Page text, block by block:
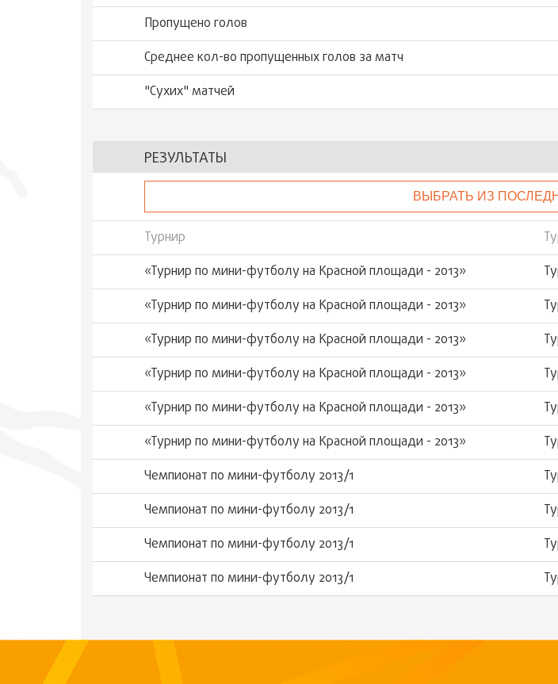
Пропущено голов
Среднее кол-во пропущенных голов за матч
"Сухиx" матчей
РЕЗУЛЬТАТЫ
ВЫБРАТЬ ИЗ
Турнир
«Турнир по мини-футболу на Красной площади - 2013»
«Турнир по мини-футболу на Красной площади - 2013»
«Турнир по мини-футболу на Красной площади - 2013»
«Турнир по мини-футболу на Красной площади - 2013»
«Турнир по мини-футболу на Красной площади - 2013»
«Турнир по мини-футболу на Красной площади - 2013»
Чемпионат по мини-футболу 2013/1
Чемпионат по мини-футболу 2013/1
Чемпионат по мини-футболу 2013/1
Чемпионат по мини-футболу 2013/1